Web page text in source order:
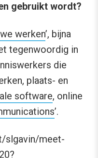
gebruikt wordt?
werken’, bijna
tegenwoordig in
die
plaats- en
software, online
’.
slgavin/meet-